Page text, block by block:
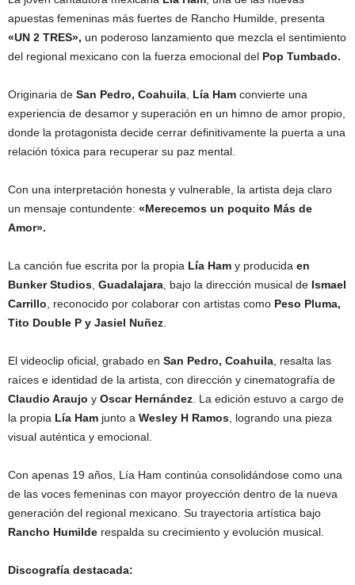
apuestas femeninas más fuertes de Rancho Humilde, presenta
«UN 2 TRES», un poderoso lanzamiento que mezcla el sentimiento
del regional mexicano con la fuerza emocional del Pop Tumbado.
Originaria de San Pedro, Coahuila Lía Ham convierte una
experiencia de desamor y superación en un himno de amor propio,
donde la protagonista decide cerrar definitivamente la puerta a una
relación tóxica para recuperar su paz mental.
Con una interpretación honesta y vulnerable, la artista deja claro
un mensaje contundente: «Merecemos un poquito Más de
Amor».
La canción fue escrita por la propia Lía Ham y producida en
Bunker Studios Guadalajara , bajo la dirección musical de Ismael
Carrillo , reconocido por colaborar con artistas como Peso Pluma,
Tito Double P y Jasiel Nuñez
El videoclip oficial, grabado en San Pedro, Coahuila , resalta las
raíces e identidad de la artista, con dirección y cinematografía de
Claudio Araujo y Oscar Hernández . La edición estuvo a cargo de
la propia Lía Ham junto a Wesley H Ramos , logrando una pieza
visual auténtica y emocional.
Con apenas 19 años, Lía Ham continúa consolidándose como una
de las voces femeninas con mayor proyección dentro de la nueva
generación del regional mexicano. Su trayectoria artística bajo
Rancho Humilde respalda su crecimiento y evolución musical.
Discografía destacada: